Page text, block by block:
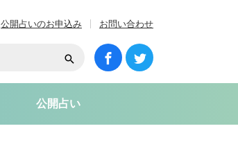
公開占いのお申込み お問い合わせ
公開占い